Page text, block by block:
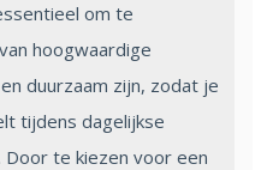
om te
hoogwaardige
duurzaam zijn, zodat je
tijdens dagelijkse
te kiezen voor een